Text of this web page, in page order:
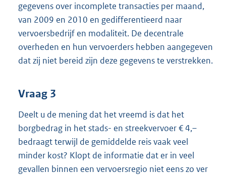
gegevens over incomplete transacties per maand,
van 2009 en 2010 en gedifferentieerd naar
vervoersbedrijf en modaliteit. De decentrale
overheden en hun vervoerders hebben aangegeven
dat zij niet bereid zijn deze gegevens te verstrekken.
Vraag 3
Deelt u de mening dat het vreemd is dat het
borgbedrag in het stads- en streekvervoer € 4,–
bedraagt terwijl de gemiddelde reis vaak veel
minder kost? Klopt de informatie dat er in veel
gevallen binnen een vervoersregio niet eens zo ver